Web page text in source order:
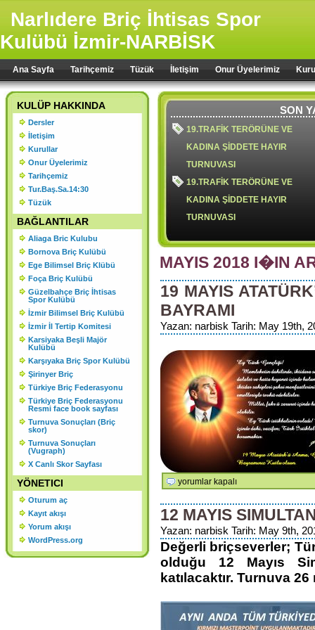
Narlıdere Briç İhtisas Spor
Kulübü İzmir-NARBİSK
Ana Sayfa Tarihçemiz Tüzük İletişim Onur Üyelerimiz
SON
19.TRAFİK TERÖRÜNE VE
KADINA ŞİDDETE HAYIR
TURNUVASI
19.TRAFİK TERÖRÜNE VE
KADINA ŞİDDETE HAYIR
TURNUVASI
18.TRAFİK TERÖRÜ VE
ŞİDDETE HAYIR TURNUVASI
2024 YILI OLAĞAN GENEL
KURULU SONUCU ORGANLAR
MAYIS 2018 I�IN
19 MAYIS
BAYRAMI
Yazan: narbisk Tarih: May 19th,
19
Atatürk’ü
Anma
Gençlik
ve
Spor
Bayramı
için
yorumlar kapalı
12 MAYIS
Yazan: narbisk Tarih: May 9th,
Değerli briçseverler;
olduğu 12 Mayıs
katılacaktır. Turnuva 26
KULÜP HAKKINDA
Dersler
İletişim
Kurullar
Onur Üyelerimiz
Tarihçemiz
Tur.Baş.Sa.14:30
Tüzük
BAĞLANTILAR
Aliaga Bric Kulubu
Bornova Briç Kulübü
Ege Bilimsel Briç Klübü
Foça Briç Kulübü
Güzelbahçe Briç İhtisas
Spor Kulübü
İzmir Bilimsel Briç Kulübü
İzmir İl Tertip Komitesi
Karsiyaka Beşli Majör
Kulübü
Karşıyaka Briç Spor Kulübü
Şirinyer Briç
Türkiye Briç Federasyonu
Türkiye Briç Federasyonu
Resmi face book sayfası
Turnuva Sonuçları (Briç
skor)
Turnuva Sonuçları
(Vugraph)
X Canlı Skor Sayfası
YÖNETICI
Oturum aç
Kayıt akışı
Yorum akışı
WordPress.org